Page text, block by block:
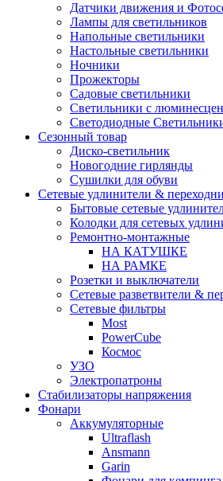
Датчики движения и
Лампы для светильников
Напольные светильники
Настольные светильники
Ночники
Прожекторы
Садовые светильники
Светильники с
Светодиодные
Сезонный товар
Диско-светильник
Новогодние гирлянды
Сушилки для обуви
Сетевые удлинители &
Бытовые сетевые
Колодки для сетевых
Ремонтно-монтажные
НА КАТУШКЕ
НА РАМКЕ
Розетки и выключатели
Сетевые разветвители &
Сетевые фильтры
Most
PowerCube
Космос
УЗО
Электропатроны
Стабилизаторы напряжения
Фонари
Аккумуляторные
Ultraflash
Ansmann
Garin